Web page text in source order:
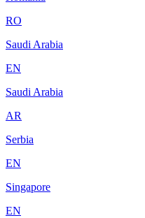
RO
Saudi Arabia
EN
Saudi Arabia
AR
Serbia
EN
Singapore
EN